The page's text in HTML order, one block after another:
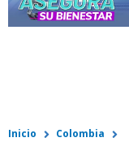
Inicio
Colombia